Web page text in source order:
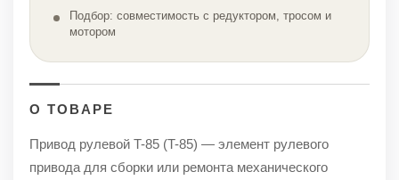
Подбор: совместимость с редуктором, тросом и
мотором
О ТОВАРЕ
Привод рулевой T-85 (T-85) — элемент рулевого
привода для сборки или ремонта механического